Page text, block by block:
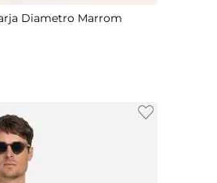
Diametro Marrom